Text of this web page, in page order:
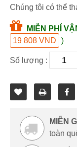
Chúng tôi có thể
MIỄN PHÍ
19 808 VND
)
Số lượng :
MIỄN
toàn